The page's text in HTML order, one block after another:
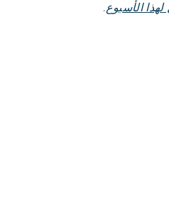
الأسبوع.